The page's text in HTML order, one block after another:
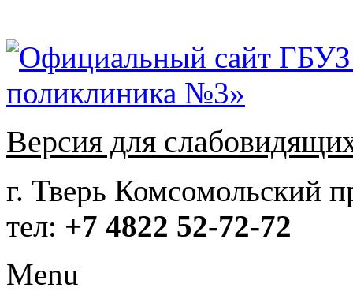
Версия для
г. Тверь Комсомольский
тел: +7 4822 52-72-72
Menu